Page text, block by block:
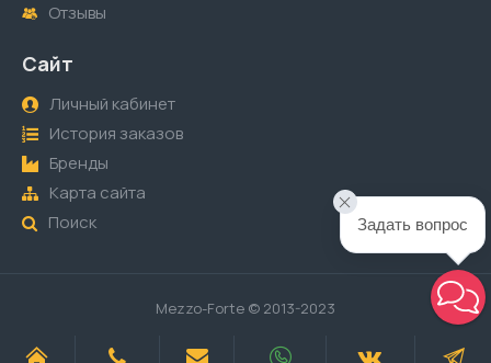
Отзывы
Сайт
Личный кабинет
История заказов
Бренды
Карта сайта
Поиск
Mezzo-Forte © 2013-2023
Задать вопрос